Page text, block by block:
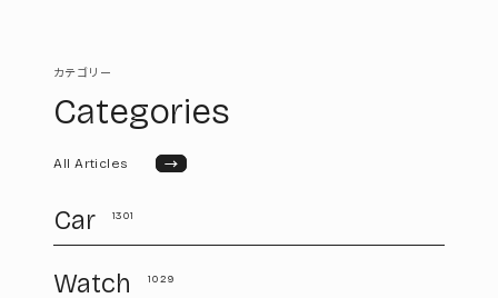
カテゴリー
Categories
All Articles →
Car 1301
Watch 1029